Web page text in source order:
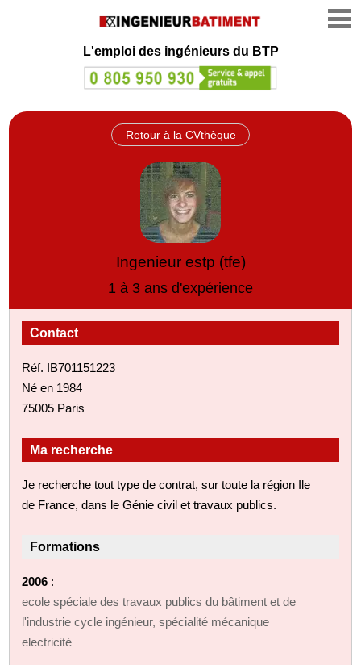
L'emploi des ingénieurs du BTP
Retour à la CVthèque
Ingenieur estp (tfe)
1 à 3 ans d'expérience
Contact
Réf. IB701151223
Né en 1984
75005 Paris
Ma recherche
Je recherche tout type de contrat, sur toute la région Ile
de France, dans le Génie civil et travaux publics.
Formations
2006 :
ecole spéciale des travaux publics du bâtiment et de
l'industrie cycle ingénieur, spécialité mécanique
electricité